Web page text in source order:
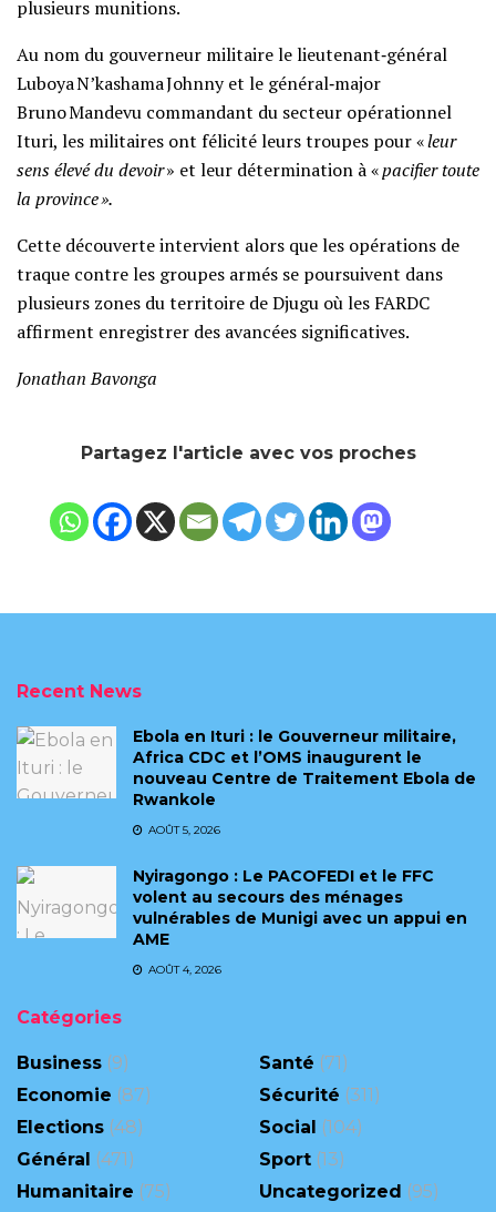
plusieurs munitions.
Au nom du gouverneur militaire le lieutenant‑général
Luboya N’kashama Johnny et le général‑major
Bruno Mandevu commandant du secteur opérationnel
Ituri, les militaires ont félicité leurs troupes pour «leur
sens élevé du devoir» et leur détermination à «pacifier toute
la province ».
Cette découverte intervient alors que les opérations de
traque contre les groupes armés se poursuivent dans
plusieurs zones du territoire de Djugu où les FARDC
affirment enregistrer des avancées significatives.
Jonathan Bavonga
Partagez l'article avec vos proches
Recent News
Ebola en Ituri : le Gouverneur militaire,
Africa CDC et l’OMS inaugurent le
nouveau Centre de Traitement Ebola de
Rwankole
AOÛT 5, 2026
‎Nyiragongo : Le PACOFEDI et le FFC
volent au secours des ménages
vulnérables de Munigi avec un appui en
AME‎‎
AOÛT 4, 2026
Catégories
Business (9)
Economie (87)
Elections (48)
Général
(471)
Humanitaire (75)
Santé (71)
Sécurité (311)
Social
(104)
Sport (13)
Uncategorized (95)